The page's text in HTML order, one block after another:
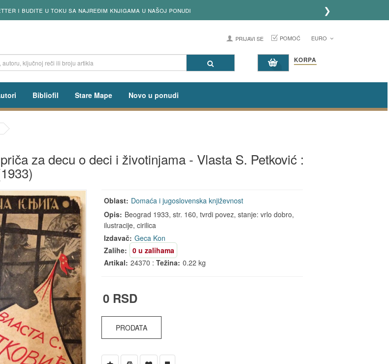
i budite u toku sa najređim knjigama u našoj ponudi ❯
PRIJAVI SE POMOĆ EURO
KORPA
Bibliofil Stare Mape Novo u ponudi
za decu o deci i životinjama - Vlasta S. Petković :
Oblast: Domaća i jugoslovenska književnost
Opis: Beograd 1933, str. 160, tvrdi povez, stanje: vrlo dobro,
ilustracije, cirilica
Izdavač: Geca Kon
Zalihe:
0 u zalihama
Artikal: 24370 :Težina: 0.22 kg
0 RSD
PRODATA